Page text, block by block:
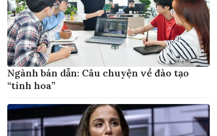
Ngành bán dẫn: Câu chuyện về đào tạo
“tinh hoa”